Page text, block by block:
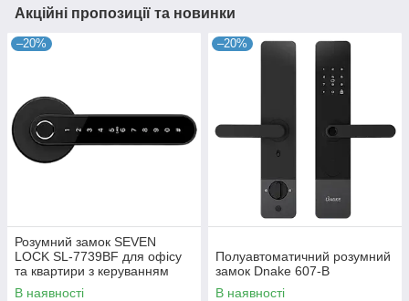
Акційні пропозиції та новинки
–20%
Розумний замок SEVEN
LOCK SL-7739BF для офісу
та квартири з керуванням
через смартфон по Bluetooth
В наявності
–20%
Полуавтоматичний розумний
замок Dnake 607-B
В наявності